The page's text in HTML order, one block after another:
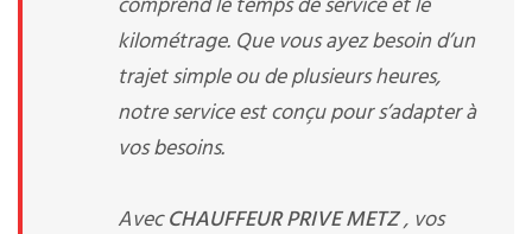
kilométrage. Que vous ayez besoin d’un
trajet simple ou de plusieurs heures,
notre service est conçu pour s’adapter à
vos besoins.
AvecCHAUFFEUR PRIVE METZ, vos